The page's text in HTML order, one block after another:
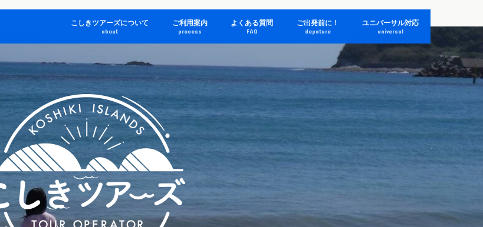
こしきツアーズについて
about
ご利用案内
process
よくある質問
FAQ
ご出発前に！
depature
ユニバーサル対応
universal